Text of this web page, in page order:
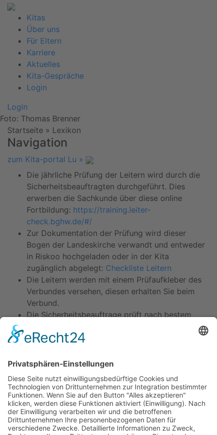
Kitas
Über uns
Für Eltern
Karriere
Aktuelles
Kita-Gespräche
Login
Login
Foto: Thomas Brenner
Startseite » Lexikon
Navigation
zum Kita-portal Lu »
Die jährliche Prüfung der Leitern wird durch die
Sicherheitsbeauftragten durchgeführt. Dies
erwerben die Sachkunde über diese online
Fortbildung: https://training.leiter-
check.bghw.de/#/
Zur Dokumentation der Prüfung wird dieser
Bogen der Landeskirche verwandt und entweder
in Riskoo hochgeladen oder in der Kita
zugänglich abgelegt: Checkliste Leitern
Die Leitern werden mit einem Prüfaufkleber des
Verbundes versehen, diesen erhalten Sie beim
Verbund.
Die Sicherheitsbeauftrage prüft nach bestem
Haftung bzw. Verantwortung bleibt beim
Kitas
Übersicht
Über uns
Struktur
Team